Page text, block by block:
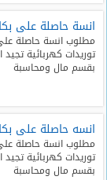
انسة حاصلة على
مطلوب انسة حاصلة
بقسم مال ومحاسبة
انسه حاصلة على
مطلوب انسة حاصلة
بقسم مال ومحاسبة